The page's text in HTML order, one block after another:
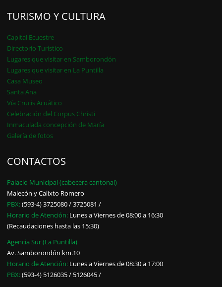
TURISMO Y CULTURA
Capital Ecuestre
Directorio Turístico
Lugares que visitar en Samborondón
Lugares que visitar en La Puntilla
Casa Museo
Santa Ana
Vía Crucis Acuático
Celebración del Corpus Christi
Inmaculada concepción de María
Galería de fotos
CONTACTOS
Palacio Municipal (cabecera cantonal)
Malecón y Calixto Romero
PBX:(593-4) 3725080 / 3725081 /
Horario de Atención: Lunes a Viernes de 08:00 a 16:30
(Recaudaciones hasta las 15:30)
Agencia Sur (La Puntilla)
Av. Samborondón km.10
Horario de Atención: Lunes a Viernes de 08:30 a 17:00
PBX:(593-4) 5126035 / 5126045 /